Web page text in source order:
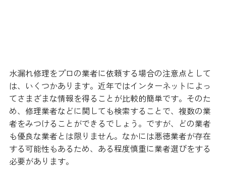
水漏れ修理をプロの業者に依頼する場合の注意点として
は、いくつかあります。近年ではインターネットによっ
てさまざまな情報を得ることが比較的簡単です。そのた
め、修理業者などに関しても検索することで、複数の業
者をみつけることができるでしょう。ですが、どの業者
も優良な業者とは限りません。なかには悪徳業者が存在
する可能性もあるため、ある程度慎重に業者選びをする
必要があります。